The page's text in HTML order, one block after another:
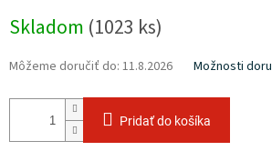
cena:
Skladom (1023 ks)
Môžeme doručiť do: 11.8.2026 Možnosti
Pridať do košíka